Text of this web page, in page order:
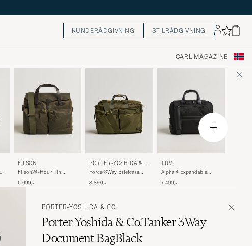
KUNDERÅDGIVNING STILRÅDGIVNING
CARL MAGAZINE
FILSON
Filson24-Hour Tin
6 699,-
PORTER-YOSHIDA & C
O.
Force 3Way Briefcase
8 899,-
TUMI
Alpha 4 Expandable
7 499,-
PORTER-YOSHIDA & CO.
Porter-Yoshida & Co.Tanker 3Way
Document BagBlack